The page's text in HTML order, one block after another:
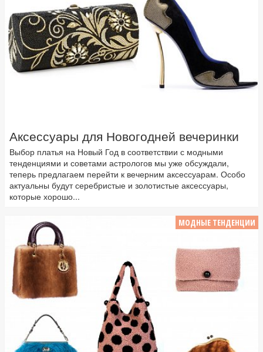
Аксессуары для Новогодней вечеринки
Выбор платья на Новый Год в соответствии с модными
тенденциями и советами астрологов мы уже обсуждали,
теперь предлагаем перейти к вечерним аксессуарам. Особо
актуальны будут серебристые и золотистые аксессуары,
которые хорошо...
МОДНЫЕ ТЕНДЕНЦИИ